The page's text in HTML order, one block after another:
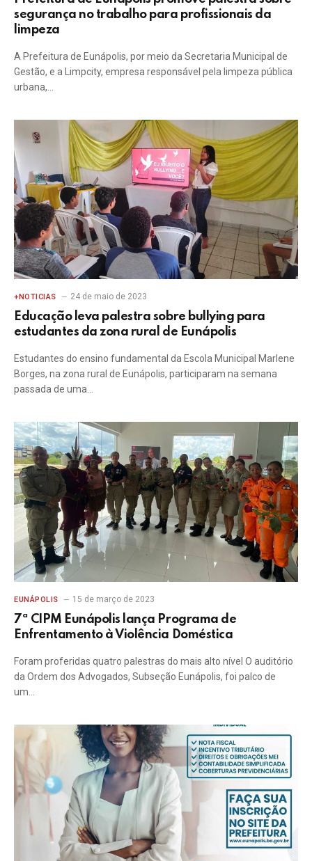
segurança no trabalho para profissionais da
limpeza
A Prefeitura de Eunápolis, por meio da Secretaria Municipal de
Gestão, e a Limpcity, empresa responsável pela limpeza pública
urbana,…
+NOTICIAS 24 de maio de 2023
Educação leva palestra sobre bullying para
estudantes da zona rural de Eunápolis
Estudantes do ensino fundamental da Escola Municipal Marlene
Borges, na zona rural de Eunápolis, participaram na semana
passada de uma…
EUNÁPOLIS 15 de março de 2023
7ª CIPM Eunápolis lança Programa de
Enfrentamento à Violência Doméstica
Foram proferidas quatro palestras do mais alto nível O auditório
da Ordem dos Advogados, Subseção Eunápolis, foi palco de
um…